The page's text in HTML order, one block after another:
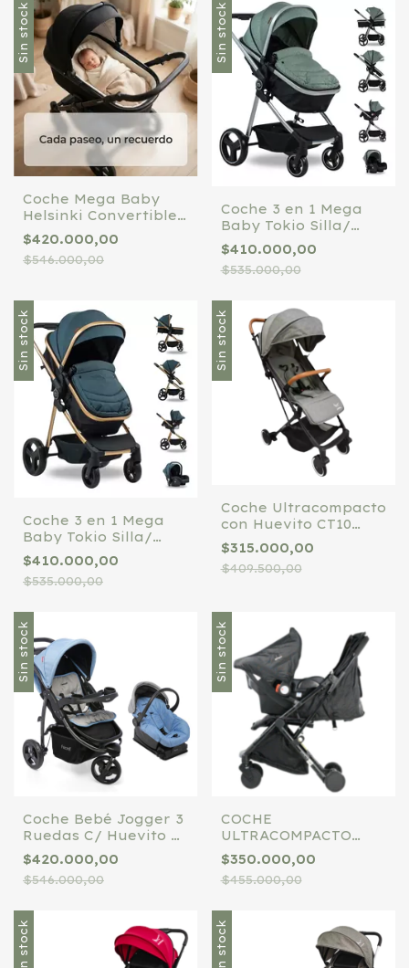
Sin stock
Coche Mega Baby
Helsinki Convertible
3 En 1
$420.000,00
$546.000,00
Sin stock
Coche 3 en 1 Mega
Baby Tokio Silla/
Moises/ huevito
Verde
$410.000,00
$535.000,00
Sin stock
Coche 3 en 1 Mega
Baby Tokio Silla/
Moises/ huevito Azul
$410.000,00
$535.000,00
Sin stock
Coche Ultracompacto
con Huevito CT10
TinoKids Gris/Negro
$315.000,00
$409.500,00
Sin stock
Coche Bebé Jogger 3
Ruedas C/ Huevito y
base Felcraft Color
Azul Estructura
Negro
$420.000,00
$546.000,00
Sin stock
COCHE
ULTRACOMPACTO
MYCRO TS TRAVEL
NEGRO
$350.000,00
$455.000,00
Sin stock Sin stock